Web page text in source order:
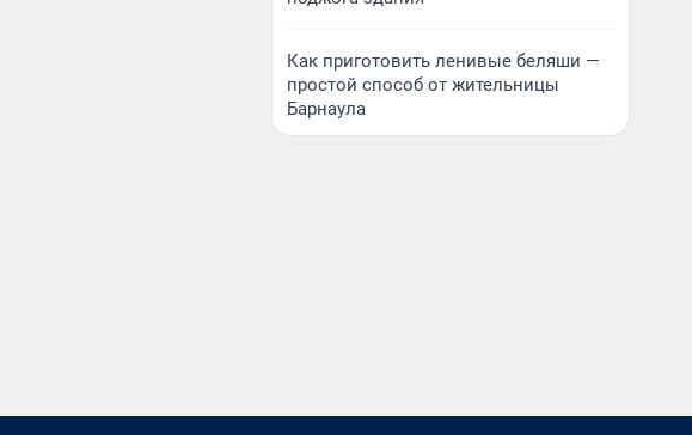
Как приготовить ленивые беляши —
простой способ от жительницы
Барнаула